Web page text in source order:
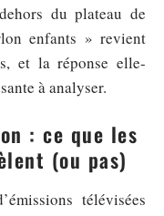
du plateau de
enfants » revient
et la réponse elle-
à analyser.
: ce que les
(ou pas)
télévisées